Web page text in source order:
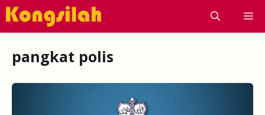
Skip
pangkat polis